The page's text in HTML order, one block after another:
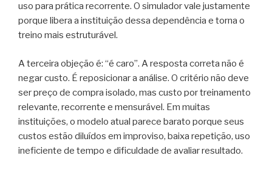
uso para prática recorrente. O simulador vale justamente
porque libera a instituição dessa dependência e torna o
treino mais estruturável.
A terceira objeção é: “é caro”. A resposta correta não é
negar custo. É reposicionar a análise. O critério não deve
ser preço de compra isolado, mas custo por treinamento
relevante, recorrente e mensurável. Em muitas
instituições, o modelo atual parece barato porque seus
custos estão diluídos em improviso, baixa repetição, uso
ineficiente de tempo e dificuldade de avaliar resultado.